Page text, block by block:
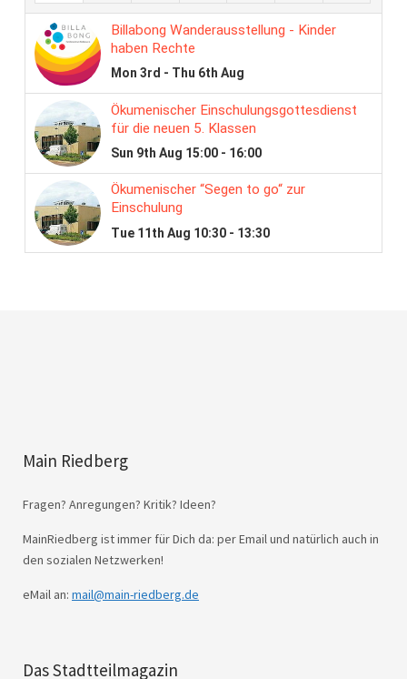
Main Riedberg
Fragen? Anregungen? Kritik? Ideen?
MainRiedberg ist immer für Dich da: per Email und natürlich auch in
den sozialen Netzwerken!
eMail an: mail@main-riedberg.de
Das Stadtteilmagazin